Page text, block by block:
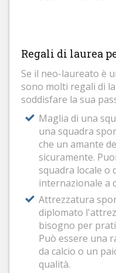
Regali di laurea
Se il neo-laureato è
sono molti regali di
soddisfare la sua
Maglia di una
una squadra
che un amante
sicuramente.
squadra locale o
internazionale a
Attrezzatura
diplomato
bisogno per
Può essere una
da calcio o un
qualità.